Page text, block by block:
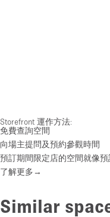
Storefront 運作方法:
免費查詢空間
向場主提問及預約參觀時間
預訂期間限定店的空間就像
了解更多→
Similar